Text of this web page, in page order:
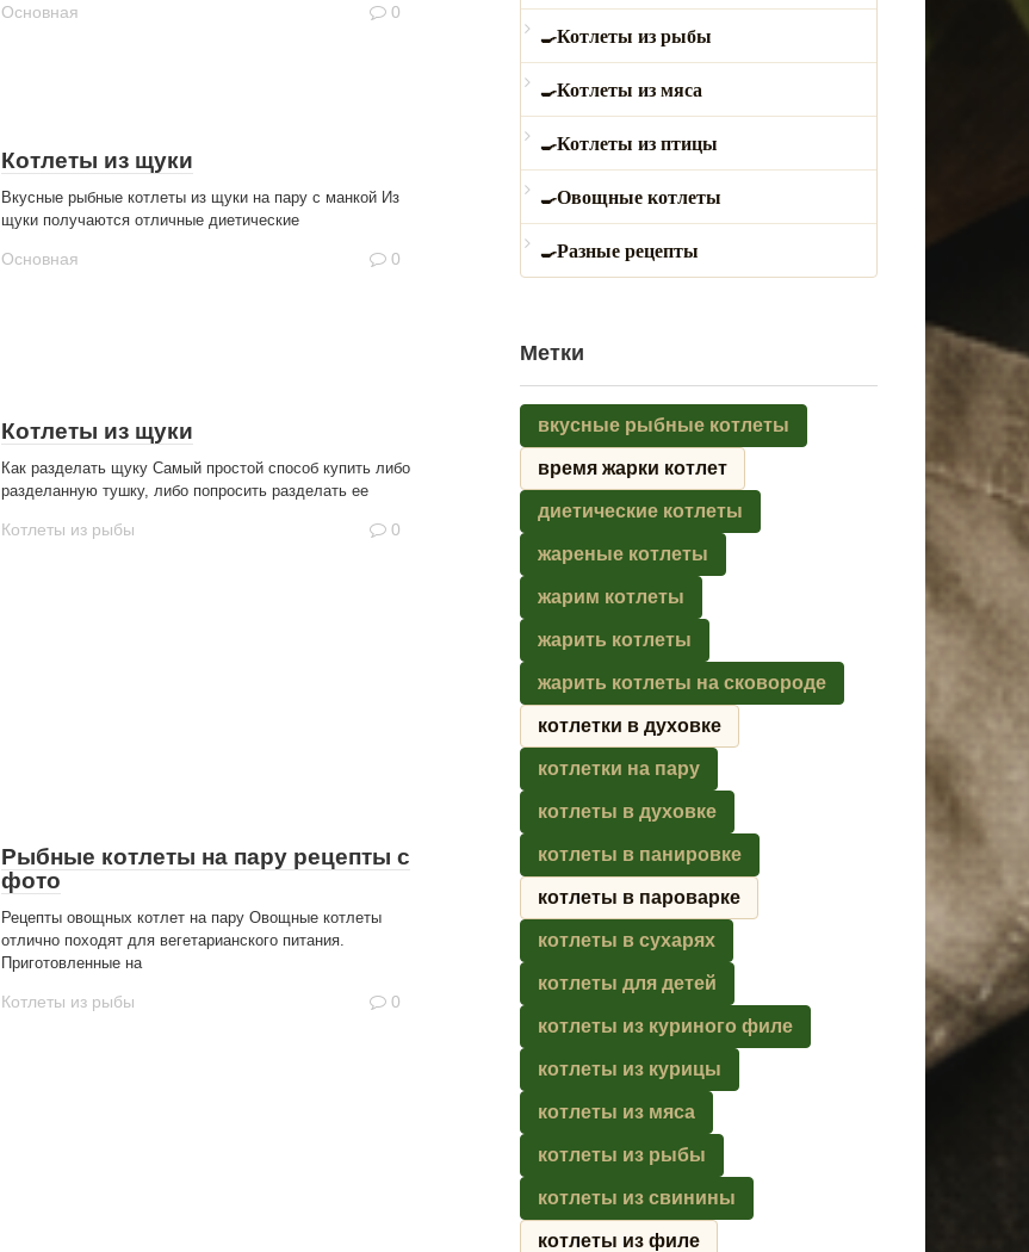
Основная 0
Котлеты из щуки
Вкусные рыбные котлеты из щуки на пару с манкой Из
щуки получаются отличные диетические
Основная 0
Котлеты из щуки
Как разделать щуку Самый простой способ купить либо
разделанную тушку, либо попросить разделать ее
Котлеты из рыбы 0
Рыбные котлеты на пару рецепты с
фото
Рецепты овощных котлет на пару Овощные котлеты
отлично походят для вегетарианского питания.
Приготовленные на
Котлеты из рыбы 0
Котлеты из рыбы
Котлеты из мяса
Котлеты из птицы
Овощные котлеты
Разные рецепты
Метки
вкусные рыбные котлеты
время жарки котлет
диетические котлеты
жареные котлеты
жарим котлеты
жарить котлеты
жарить котлеты на сковороде
котлетки в духовке
котлетки на пару
котлеты в духовке
котлеты в панировке
котлеты в пароварке
котлеты в сухарях
котлеты для детей
котлеты из куриного филе
котлеты из курицы
котлеты из мяса
котлеты из рыбы
котлеты из свинины
котлеты из филе